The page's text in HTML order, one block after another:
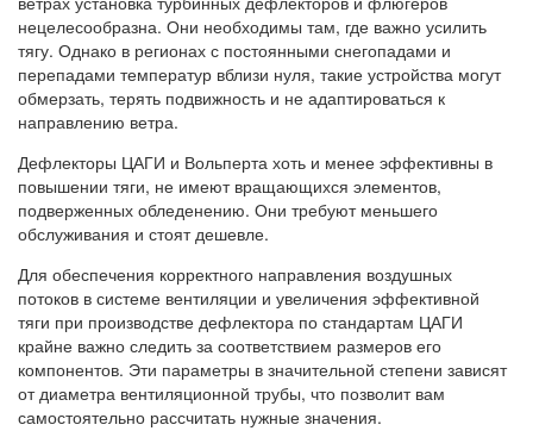
нецелесообразна. Они необходимы там, где важно усилить
тягу. Однако в регионах с постоянными снегопадами и
перепадами температур вблизи нуля, такие устройства могут
обмерзать, терять подвижность и не адаптироваться к
направлению ветра.
Дефлекторы ЦАГИ и Вольперта хоть и менее эффективны в
повышении тяги, не имеют вращающихся элементов,
подверженных обледенению. Они требуют меньшего
обслуживания и стоят дешевле.
Для обеспечения корректного направления воздушных
потоков в системе вентиляции и увеличения эффективной
тяги при производстве дефлектора по стандартам ЦАГИ
крайне важно следить за соответствием размеров его
компонентов. Эти параметры в значительной степени зависят
от диаметра вентиляционной трубы, что позволит вам
самостоятельно рассчитать нужные значения.